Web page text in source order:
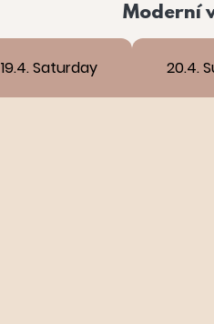
Moderní
19.4. Saturday 20.4.